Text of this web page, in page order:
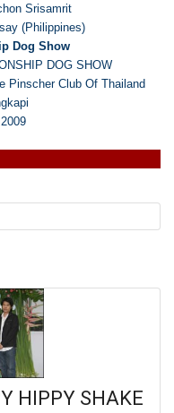
Srisamrit
(Philippines)
Dog Show
DOG SHOW
Pinscher Club Of Thailand
HIPPY SHAKE